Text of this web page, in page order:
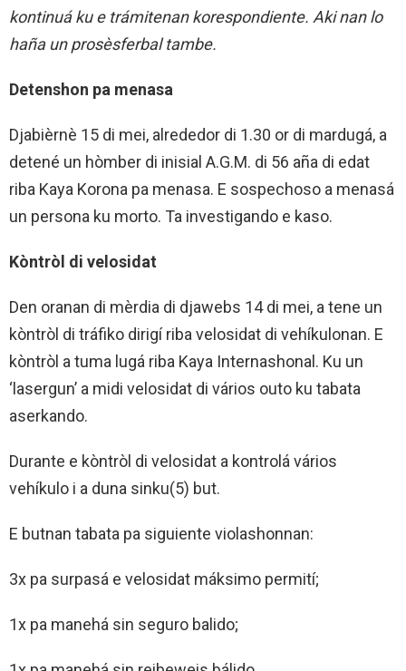
kontinuá ku e trámitenan korespondiente. Aki nan lo
haña un prosèsferbal tambe.
Detenshon pa menasa
Djabièrnè 15 di mei, alrededor di 1.30 or di mardugá, a
detené un hòmber di inisial A.G.M. di 56 aña di edat
riba Kaya Korona pa menasa. E sospechoso a menasá
un persona ku morto. Ta investigando e kaso.
Kòntròl di velosidat
Den oranan di mèrdia di djawebs 14 di mei, a tene un
kòntròl di tráfiko dirigí riba velosidat di vehíkulonan. E
kòntròl a tuma lugá riba Kaya Internashonal. Ku un
‘lasergun’ a midi velosidat di vários outo ku tabata
aserkando.
Durante e kòntròl di velosidat a kontrolá vários
vehíkulo i a duna sinku(5) but.
E butnan tabata pa siguiente violashonnan:
3x pa surpasá e velosidat máksimo permití;
1x pa manehá sin seguro balido;